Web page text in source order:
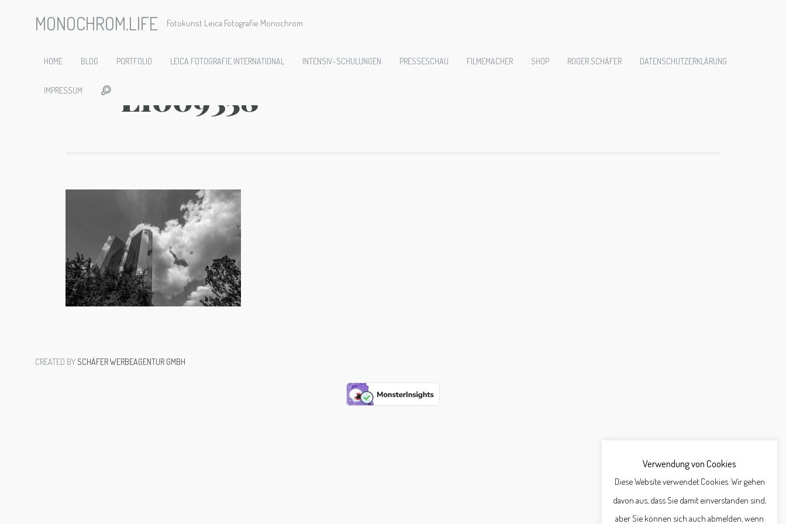
MONOCHROM.LIFE Fotokunst Leica Fotografie Monochrom
HOME BLOG PORTFOLIO LEICA FOTOGRAFIE INTERNATIONAL INTENSIV-SCHULUNGEN PRESSESCHAU FILMEMACHER SHOP ROGER SCHÄFER DATENSCHUTZERKLÄRUNG
IMPRESSUM
2018-06-28-FrankfurtMain-
L1009358
CREATED BY SCHÄFER WERBEAGENTUR GMBH
Verwendung von Cookies
Diese Website verwendet Cookies. Wir gehen
davon aus, dass Sie damit einverstanden sind,
aber Sie können sich auch abmelden, wenn